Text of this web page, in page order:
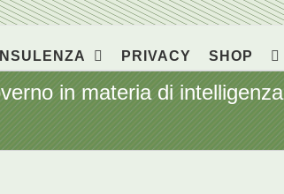
PRIVACY SHOP
in materia di intelligenza